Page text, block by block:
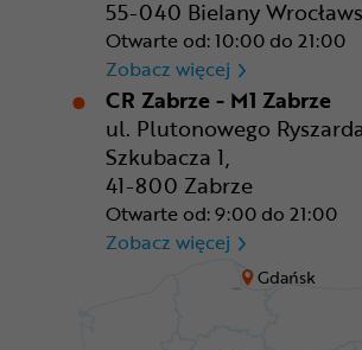
Gdańsk
55-040 Bielany
Otwarte od: 10:00 do 21:00
Zobacz więcej CR
CR Zabrze - M1 Zabrze
ul. Plutonowego
Szkubacza 1,
41-800 Zabrze
Otwarte od: 9:00 do 21:00
Zobacz więcej CR Zabrze -